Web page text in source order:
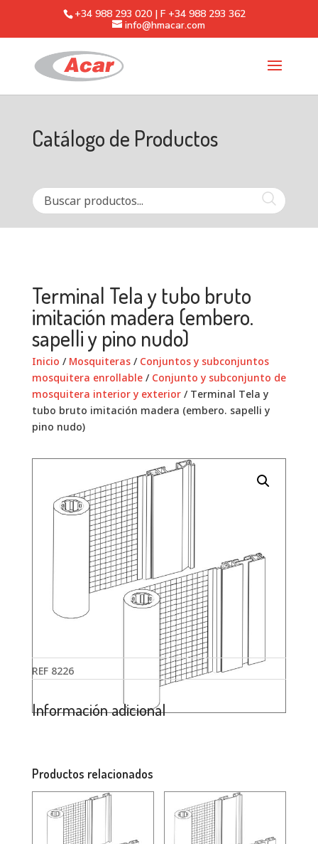
+34 988 293 020 | F +34 988 293 362
info@hmacar.com
Catálogo de Productos
Terminal Tela y tubo bruto
imitación madera (embero.
sapelli y pino nudo)
Inicio / Mosquiteras/ Conjuntos y subconjuntos
mosquitera enrollable/ Conjunto y subconjunto de
mosquitera interior y exterior/ Terminal Tela y
tubo bruto imitación madera (embero. sapelli y
pino nudo)
REF 8226
Información adicional
Productos relacionados